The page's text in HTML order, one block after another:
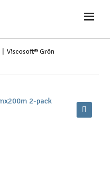
| Viscosoft® Grön